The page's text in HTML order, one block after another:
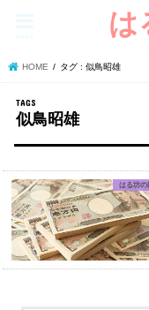
は
HOME タグ : 似鳥昭雄
似鳥昭雄
はる坊の